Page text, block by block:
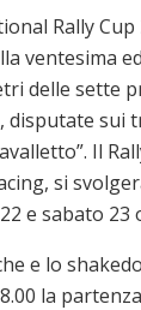
Rally
ventesima
delle sette
disputate sui
Il
si
e sabato 23
e lo
la